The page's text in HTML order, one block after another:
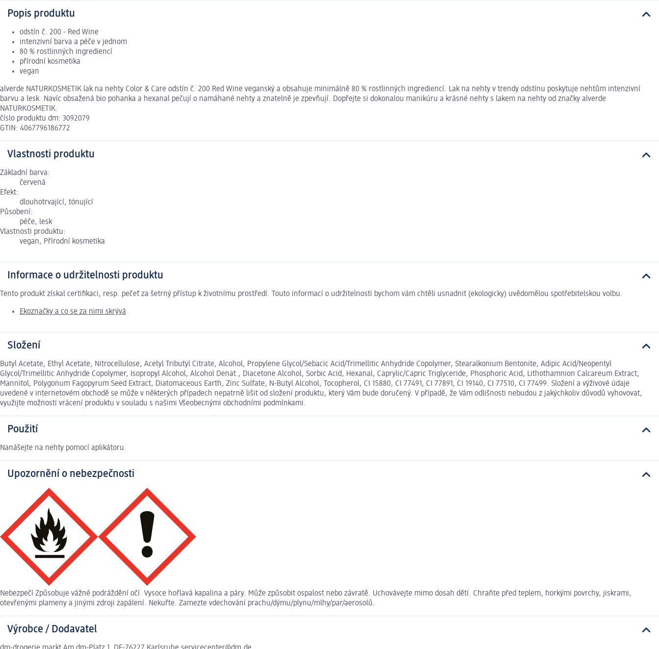
Popis produktu
odstín č. 200 - Red Wine
intenzivní barva a péče v jednom
80 % rostlinných ingrediencí
přírodní kosmetika
vegan
alverde NATURKOSMETIK lak na nehty Color & Care odstín č. 200 Red Wine veganský a obsahuje minimálně 80 % rostlinných ingrediencí. Lak na nehty v trendy odstínu poskytuje nehtům intenzivní
barvu a lesk. Navíc obsažená bio pohanka a hexanal pečují o namáhané nehty a znatelně je zpevňují. Dopřejte si dokonalou manikúru a krásné nehty s lakem na nehty od značky alverde
NATURKOSMETIK.
číslo produktu dm: 3092079
GTIN: 4067796186772
Vlastnosti produktu
Základní barva:
červená
Efekt:
dlouhotrvající, tónující
Působení:
péče, lesk
Vlastnosti produktu:
vegan, Přírodní kosmetika
Informace o udržitelnosti produktu
Tento produkt získal certifikaci, resp. pečeť za šetrný přístup k životnímu prostředí. Touto informací o udržitelnosti bychom vám chtěli usnadnit (ekologicky) uvědomělou spotřebitelskou volbu.
Ekoznačky a co se za nimi skrývá
Složení
Butyl Acetate, Ethyl Acetate, Nitrocellulose, Acetyl Tributyl Citrate, Alcohol, Propylene Glycol/Sebacic Acid/Trimellitic Anhydride Copolymer, Stearalkonium Bentonite, Adipic Acid/Neopentyl
Glycol/Trimellitic Anhydride Copolymer, Isopropyl Alcohol, Alcohol Denat., Diacetone Alcohol, Sorbic Acid, Hexanal, Caprylic/Capric Triglyceride, Phosphoric Acid, Lithothamnion Calcareum Extract,
Mannitol, Polygonum Fagopyrum Seed Extract, Diatomaceous Earth, Zinc Sulfate, N-Butyl Alcohol, Tocopherol, CI 15880, CI 77491, CI 77891, CI 19140, CI 77510, CI 77499. Složení a výživové údaje
uvedené v internetovém obchodě se může v některých případech nepatrně lišit od složení produktu, který Vám bude doručený. V případě, že Vám odlišnosti nebudou z jakýchkoliv důvodů vyhovovat,
využijte možnosti vrácení produktu v souladu s našimi Všeobecnými obchodními podmínkami.
Použití
Nanášejte na nehty pomocí aplikátoru.
Upozornění o nebezpečnosti
Nebezpečí Způsobuje vážné podráždění očí. Vysoce hořlavá kapalina a páry. Může způsobit ospalost nebo závratě. Uchovávejte mimo dosah dětí. Chraňte před teplem, horkými povrchy, jiskrami,
otevřenými plameny a jinými zdroji zapálení. Nekuřte. Zamezte vdechování prachu/dýmu/plynu/mlhy/par/aerosolů.
Výrobce / Dodavatel